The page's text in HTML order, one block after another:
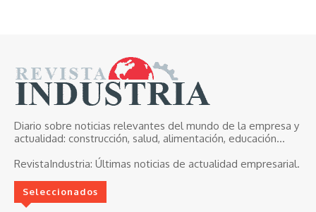
Diario sobre noticias relevantes del mundo de la empresa y
actualidad: construcción, salud, alimentación, educación...
RevistaIndustria: Últimas noticias de actualidad empresarial.
Seleccionados